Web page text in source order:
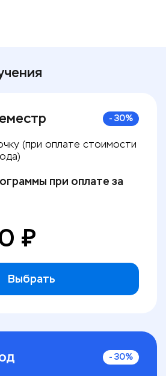
- 30%
(при оплате стоимости
при оплате за
₽
Выбрать
- 30%